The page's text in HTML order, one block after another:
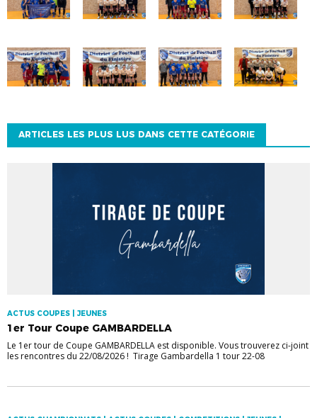
ARTICLES LES PLUS LUS DANS CETTE CATÉGORIE
ACTUS COUPES | JEUNES
1er Tour Coupe GAMBARDELLA
Le 1er tour de Coupe GAMBARDELLA est disponible. Vous trouverez ci-joint
les rencontres du 22/08/2026 ! Tirage Gambardella 1 tour 22-08